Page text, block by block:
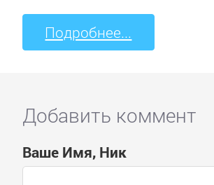
Подробнее...
Добавить коммент
Ваше Имя, Ник